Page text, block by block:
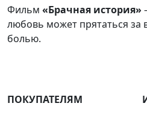
Фильм «Брачная история»
любовь может прятаться
болью.
ПОКУПАТЕЛЯМ